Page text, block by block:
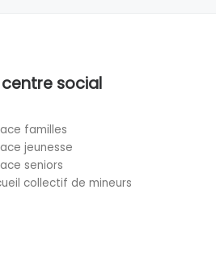
centre social
familles
jeunesse
seniors
collectif de mineurs